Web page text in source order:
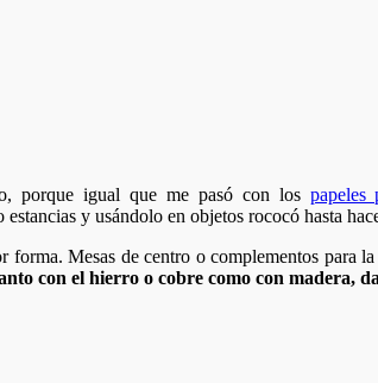
porque igual que me pasó con los papeles
y usándolo en objetos rococó hasta
Mesas de centro o complementos para
con el hierro o cobre como con madera,